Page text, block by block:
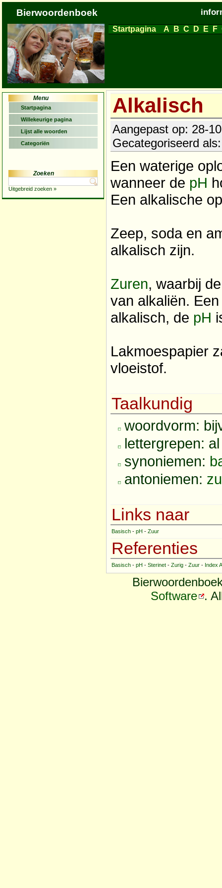
Bierwoordenboek
Startpagina A B C D E F
Menu
Startpagina
Willekeurige pagina
Lijst alle woorden
Categoriën
Zoeken
Uitgebreid zoeken »
Alkalisch
Aangepast op: 28-
Gecategoriseerd
Een waterige
wanneer de pH
Een alkalische
Zeep, soda en
alkalisch zijn.
Zuren, waarbij
van alkaliën.
alkalisch, de pH
Lakmoespapier
vloeistof.
Taalkundig
woordvorm:
lettergrepen:
synoniemen:
antoniemen:
Links naar
Basisch - pH - Zuur
Referenties
Basisch - pH - Sterinet - Zurig - Zuur - Index A
Software .